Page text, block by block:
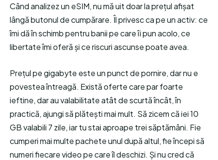
Când analizez un eSIM, nu mă uit doar la prețul afișat
lângă butonul de cumpărare. Îl privesc ca pe un activ: ce
îmi dă în schimb pentru banii pe care îi pun acolo, ce
libertate îmi oferă și ce riscuri ascunse poate avea.
Prețul pe gigabyte este un punct de pornire, dar nu e
povestea întreagă. Există oferte care par foarte
ieftine, dar au valabilitate atât de scurtă încât, în
practică, ajungi să plătești mai mult. Să zicem că iei 10
GB valabili 7 zile, iar tu stai aproape trei săptămâni. Fie
cumperi mai multe pachete unul după altul, fie începi să
numeri fiecare video pe care îl deschizi. Și nu cred că